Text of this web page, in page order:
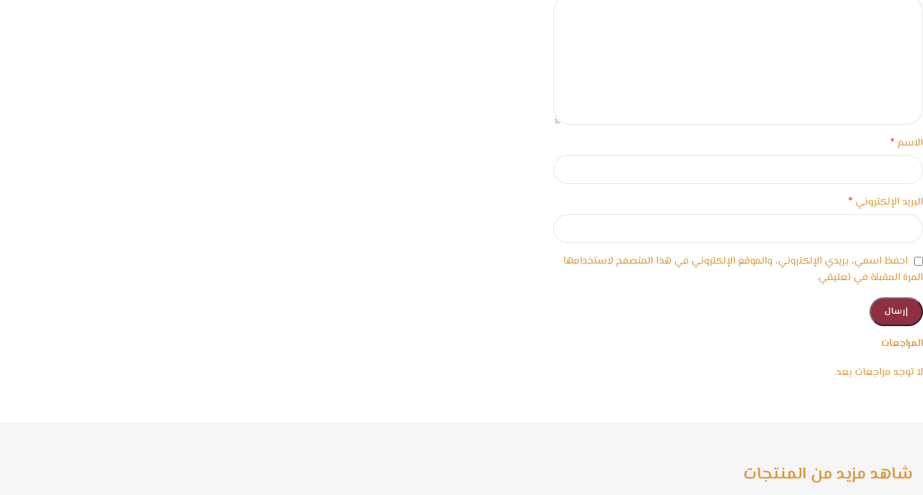
المراجعات
لا توجد مراجعات بعد.
الاسم *
البريد الإلكتروني *
احفظ اسمي، بريدي الإلكتروني، والموقع الإلكتروني في هذا المتصفح لاستخدامها
المرة المقبلة في تعليقي.
شاهد مزيد من المنتجات